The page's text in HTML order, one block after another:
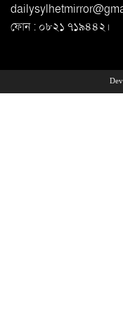
ফোন : ০৮২১ ৭১৯৪৪২।